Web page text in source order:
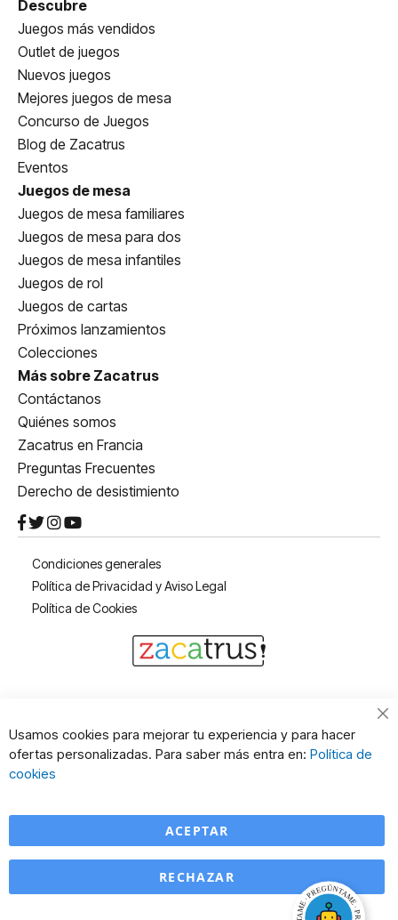
Descubre
Juegos más vendidos
Outlet de juegos
Nuevos juegos
Mejores juegos de mesa
Concurso de Juegos
Blog de Zacatrus
Eventos
Juegos de mesa
Juegos de mesa familiares
Juegos de mesa para dos
Juegos de mesa infantiles
Juegos de rol
Juegos de cartas
Próximos lanzamientos
Colecciones
Más sobre Zacatrus
Contáctanos
Quiénes somos
Zacatrus en Francia
Preguntas Frecuentes
Derecho de desistimiento
Condiciones generales
Política de Privacidad y Aviso Legal
Política de Cookies
Usamos cookies para mejorar tu experiencia y para hacer
ofertas personalizadas. Para saber más entra en: Política de
cookies
ACEPTAR
RECHAZAR